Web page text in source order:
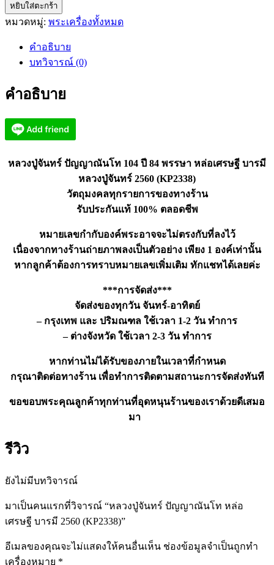
หลวง
ปู่
ปัญญา
หล่อ
บารมี
2560
ชิ้น
หยิบใส่ตะกร้า
หมวดหมู่: พระเครื่องทั้งหมด
คำอธิบาย
บทวิจารณ์ (0)
คำอธิบาย
หลวงปู่จันทร์ ปัญญาณันโท 104 ปี 84 พรรษา หล่อเศรษฐี บารมี
หลวงปู่จันทร์ 2560 (KP2338)
วัตถุมงคลทุกรายการของทางร้าน
รับประกันแท้ 100% ตลอดชีพ
หมายเลขกำกับองค์พระอาจจะไม่ตรงกับที่ลงไว้
เนื่องจากทางร้านถ่ายภาพลงเป็นตัวอย่าง เพียง 1 องค์เท่านั้น
หากลูกค้าต้องการทราบหมายเลขเพิ่มเติม ทักแชทได้เลยค่ะ
***การจัดส่ง***
จัดส่งของทุกวัน จันทร์-อาทิตย์
– กรุงเทพ และ ปริมณฑล ใช้เวลา 1-2 วัน ทำการ
– ต่างจังหวัด ใช้เวลา 2-3 วัน ทำการ
หากท่านไม่ได้รับของภายในเวลาที่กำหนด
กรุณาติดต่อทางร้าน เพื่อทำการติดตามสถานะการจัดส่งทันที
ขอขอบพระคุณลูกค้าทุกท่านที่อุดหนุนร้านของเราด้วยดีเสมอ
มา
รีวิว
ยังไม่มีบทวิจารณ์
มาเป็นคนแรกที่วิจารณ์ “หลวงปู่จันทร์ ปัญญาณันโท หล่อ
เศรษฐี บารมี 2560 (KP2338)”
อีเมลของคุณจะไม่แสดงให้คนอื่นเห็น ช่องข้อมูลจำเป็นถูกทำ
เครื่องหมาย *